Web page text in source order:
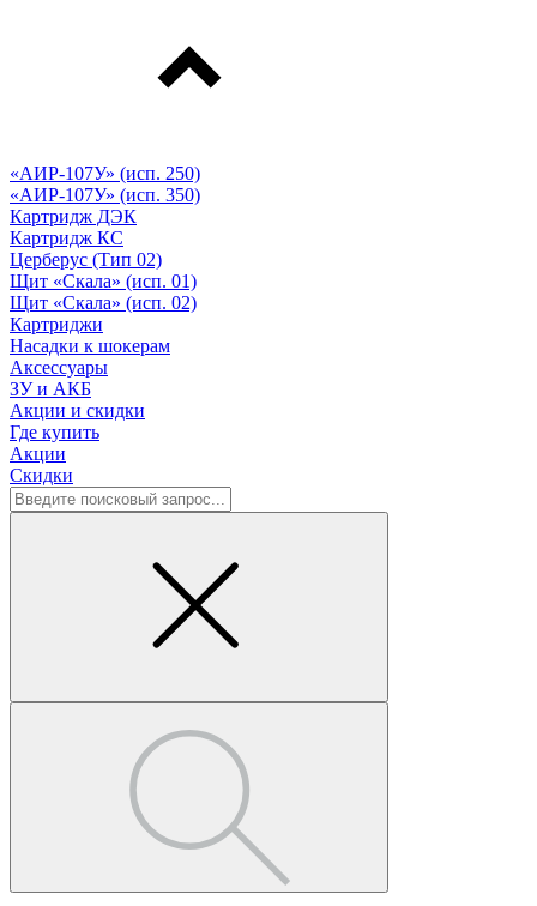
«АИР-107У» (исп. 250)
«АИР-107У» (исп. 350)
Картридж ДЭК
Картридж КС
Церберус (Тип 02)
Щит «Скала» (исп. 01)
Щит «Скала» (исп. 02)
Картриджи
Насадки к шокерам
Аксессуары
ЗУ и АКБ
Акции и скидки
Где купить
Акции
Скидки